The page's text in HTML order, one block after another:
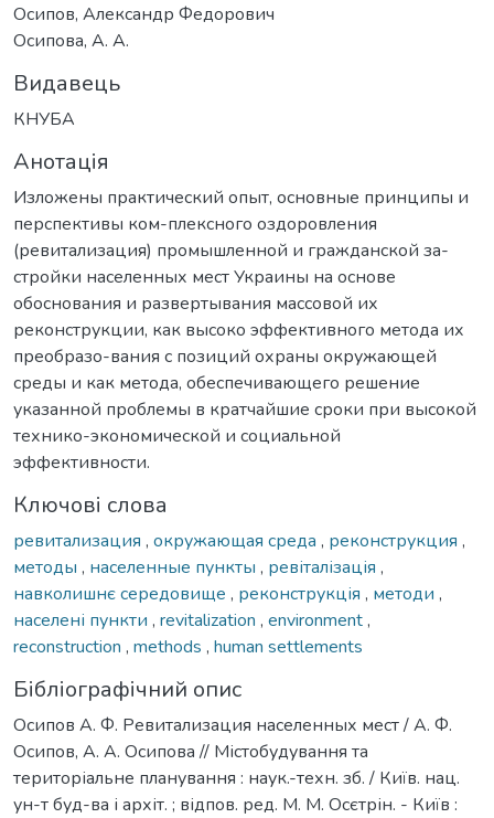
Осипов, Александр Федорович
Осипова, А. А.
Видавець
КНУБА
Анотація
Изложены практический опыт, основные принципы и
перспективы ком-плексного оздоровления
(ревитализация) промышленной и гражданской за-
стройки населенных мест Украины на основе
обоснования и развертывания массовой их
реконструкции, как высоко эффективного метода их
преобразо-вания с позиций охраны окружающей
среды и как метода, обеспечивающего решение
указанной проблемы в кратчайшие сроки при высокой
технико-экономической и социальной
эффективности.
Ключові слова
ревитализация , окружающая среда , реконструкция ,
методы , населенные пункты , ревіталізація ,
навколишнє середовище , реконструкція , методи ,
населені пункти , revitalization , environment,
reconstruction , methods , human settlements
Бібліографічний опис
Осипов А. Ф. Ревитализация населенных мест / А. Ф.
Осипов, А. А. Осипова // Містобудування та
територіальне планування : наук.-техн. зб. / Київ. нац.
ун-т буд-ва і архіт. ; відпов. ред. М. М. Осєтрін. - Київ :